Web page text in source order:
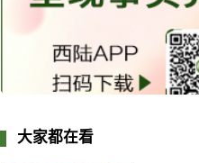
大家都在看